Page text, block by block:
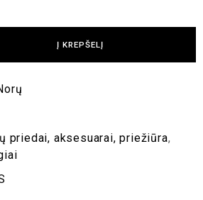
Į KREPŠELĮ
priedai, aksesuarai, priežiūra,